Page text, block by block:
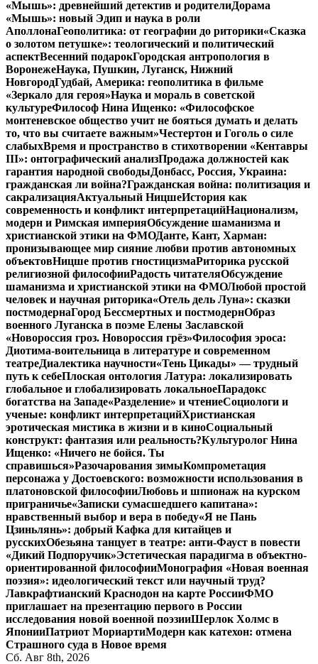
«Мышь»: древнейший детектив и родителиДорама
«Мышь»: новый Эдип и наука в роли
АполлонаГеополитика: от географии до риторики«Сказка
о золотом петушке»: теологический и политический
аспектВесенний подарокГородская антропология в
ВоронежеНаука, Пушкин, Луганск, Нижний
НовгородГудбай, Америка: геополитика в фильме
«Зеркало для героя»Наука и мораль в советской
культуреФилософ Нина Ищенко: «Философское
монтеневское общество учит не бояться думать и делать
то, что вы считаете важным»Честертон и Гоголь о силе
слабыхВремя и пространство в стихотворении «Кентавры
III»: онтографический анализПродажа должностей как
гарантия народной свободыДонбасс, Россия, Украина:
гражданская ли война?Гражданская война: политизация и
сакрализацияАктуальный НицшеИстория как
современность и конфликт интерпретацийНационализм,
модерн и Римская империяОбсуждение шаманизма и
христианской этики на ФМОДанте, Кант, Харман:
пронизывающее мир сияние любви против автономных
объектовНицше против гностицизмаРиторика русской
религиозной философииРадость читателяОбсуждение
шаманизма и христианской этики на ФМОЛюбой простой
человек и научная риторика«Отель дель Луна»: сказки
постмодернаГород Бессмертных и постмодернОбраз
военного Луганска в поэме Елены Заславской
«Новороссия гроз. Новороссия грёз»Философия эроса:
Диотима-воительница в литературе и современном
театреДиалектика научности«Тень Цикады» — трудный
путь к себеПлоская онтология Латура: локализировать
глобальное и глобализировать локальноеПарадокс
богатства на Западе«Разделение» и чтениеСоциологи и
ученые: конфликт интерпретацийХристианская
эротическая мистика в жизни и в киноСоциальный
конструкт: фантазия или реальность?Культуролог Нина
Ищенко: «Ничего не бойся. Ты
справишься»Разочарования зимыКомпрометация
персонажа у Достоевского: возможности использования в
платоновской философииЛюбовь и шпионаж на курском
приграничье«Записки сумасшедшего капитана»:
нравственный выбор и вера в победу«Я не Пань
Цзиньлянь»: добрый Кафка для китайцев и
русскихОбезьяна танцует в театре: анти-Фауст в повести
«Дикий Подпоручик»Эстетическая парадигма в объектно-
ориентированной философииМонография «Новая военная
поэзия»: идеологический текст или научный труд?
Лавкрафтианский Краснодон на карте РоссииФМО
приглашает на презентацию первого в России
исследования новой военной поэзииШерлок Холмс в
ЯпонииПатриот МориартиМодерн как катехон: отмена
Страшного суда в Новое время
Сб. Авг 8th, 2026